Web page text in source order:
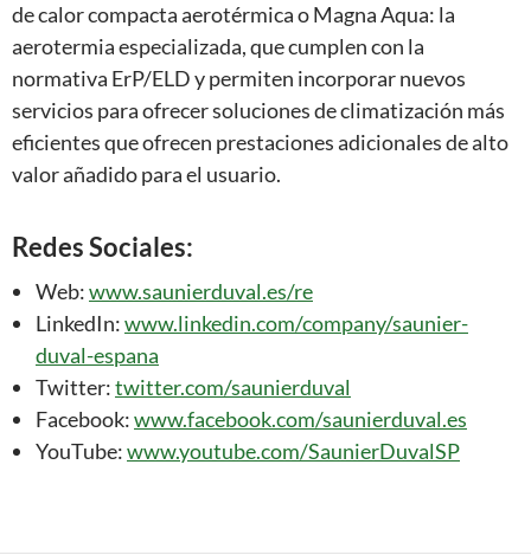
de calor compacta aerotérmica o Magna Aqua: la
aerotermia especializada, que cumplen con la
normativa ErP/ELD y permiten incorporar nuevos
servicios para ofrecer soluciones de climatización más
eficientes que ofrecen prestaciones adicionales de alto
valor añadido para el usuario.
Redes Sociales:
Web:www.saunierduval.es/re
LinkedIn:www.linkedin.com/company/saunier-
duval-espana
Twitter:twitter.com/saunierduval
Facebook:www.facebook.com/saunierduval.es
YouTube:www.youtube.com/SaunierDuvalSP